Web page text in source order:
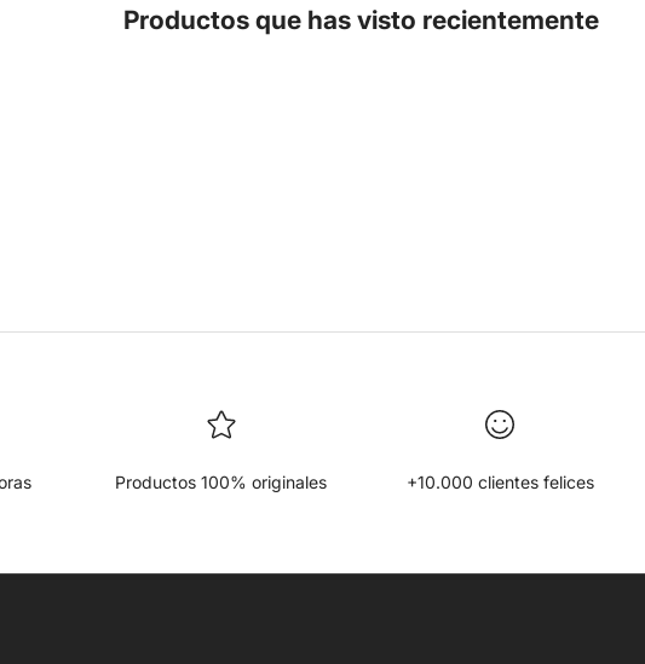
Productos que has visto recientemente
Productos 100% originales +10.000 clientes felices